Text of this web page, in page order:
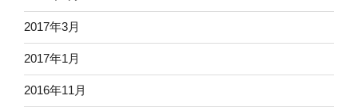
2017年3月
2017年1月
2016年11月